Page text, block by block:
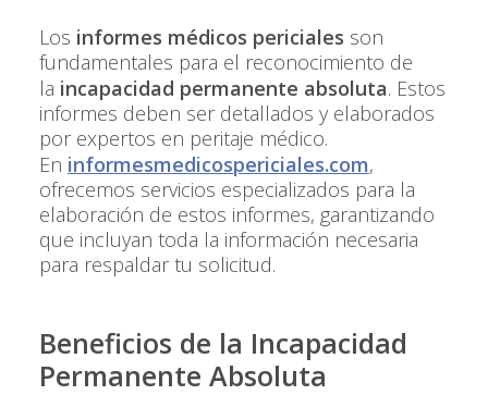
Los informes médicos periciales son
fundamentales para el reconocimiento de
la incapacidad permanente absoluta. Estos
informes deben ser detallados y elaborados
por expertos en peritaje médico.
En informesmedicospericiales.com,
ofrecemos servicios especializados para la
elaboración de estos informes, garantizando
que incluyan toda la información necesaria
para respaldar tu solicitud.
Beneficios de la Incapacidad
Permanente Absoluta